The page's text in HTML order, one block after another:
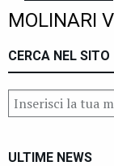
MOLINARI
CERCA NEL SITO
ULTIME NEWS